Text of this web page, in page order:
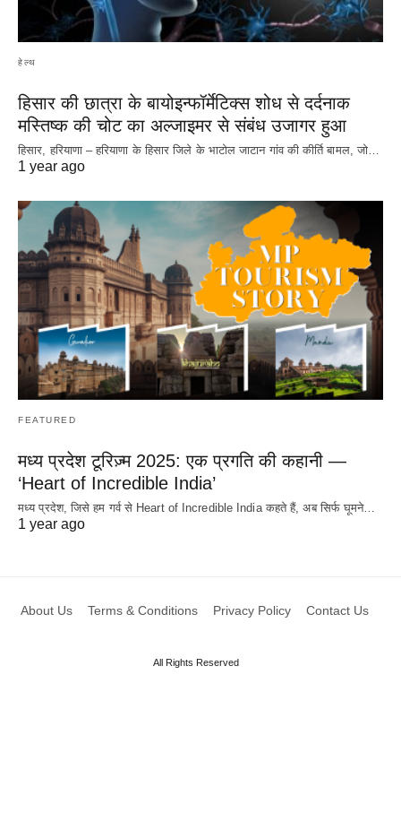
हेल्थ
हिसार की छात्रा के बायोइन्फॉर्मेटिक्स शोध से दर्दनाक
मस्तिष्क की चोट का अल्जाइमर से संबंध उजागर हुआ
हिसार, हरियाणा – हरियाणा के हिसार जिले के भाटोल जाटान गांव की कीर्ति बामल, जो…
1 year ago
FEATURED
मध्य प्रदेश टूरिज़्म 2025: एक प्रगति की कहानी —
‘Heart of Incredible India’
मध्य प्रदेश, जिसे हम गर्व से Heart of Incredible India कहते हैं, अब सिर्फ घूमने…
1 year ago
About Us Terms & Conditions Privacy Policy Contact Us
All Rights Reserved